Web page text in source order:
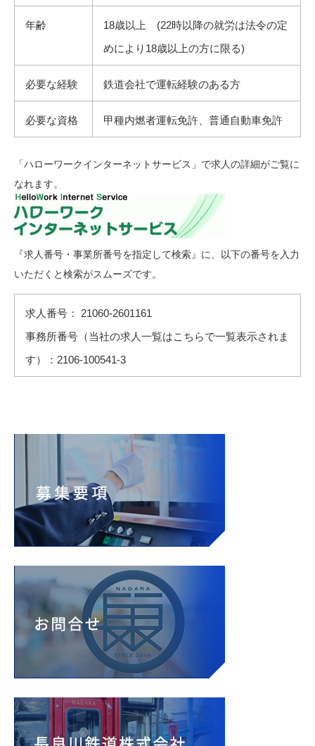
年齢
18歳以上 (22時以降の就労は法令の定
めにより18歳以上の方に限る)
必要な経験 鉄道会社で運転経験のある方
必要な資格 甲種内燃者運転免許、普通自動車免許
「ハローワークインターネットサービス」で求人の詳細がご覧に
なれます。
『求人番号・事業所番号を指定して検索』に、以下の番号を入力
いただくと検索がスムーズです。
求人番号： 21060-2601161
事務所番号（当社の求人一覧はこちらで一覧表示されま
す）：2106-100541-3